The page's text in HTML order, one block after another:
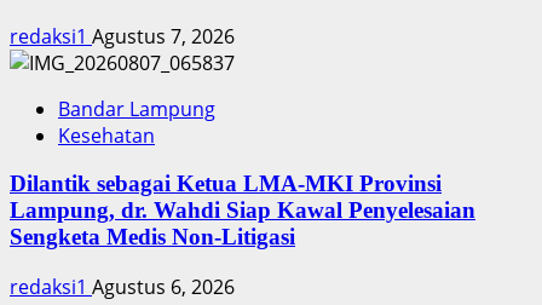
redaksi1 Agustus 7, 2026
Bandar Lampung
Kesehatan
Dilantik sebagai Ketua LMA-MKI Provinsi
Lampung, dr. Wahdi Siap Kawal Penyelesaian
Sengketa Medis Non-Litigasi
redaksi1 Agustus 6, 2026